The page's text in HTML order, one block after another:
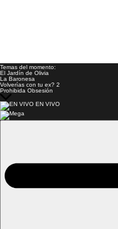
Temas del momento:
El Jardín de Olivia
La Baronesa
Volverías con tu ex? 2
Prohibida Obsesión
EN VIVO